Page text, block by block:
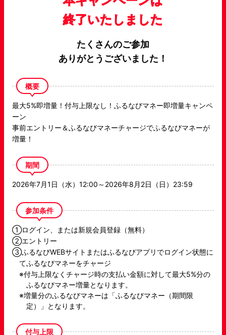
終了いたしました
たくさんのご参加
ありがとうございました！
概要
最大5%即増量！付与上限なし！ふるなびマネー即増量キャンペ
ーン
事前エントリー＆ふるなびマネーチャージでふるなびマネーが
増量！
期間
2026年7月1日（水）12:00～2026年8月2日（日）23:59
参加条件
①ログイン、または新規会員登録（無料）
②エントリー
③ふるなびWEBサイトまたはふるなびアプリでログイン状態に
てふるなびマネーをチャージ
付与上限なくチャージ時の支払い金額に対して最大5%分の
ふるなびマネー増量となります。
増量分のふるなびマネーは「ふるなびマネー（期間限
定）」となります。
付与上限